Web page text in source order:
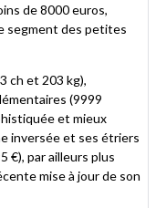
de 8000 euros,
segment des petites
ch et 203 kg),
(9999
et mieux
inversée et ses étriers
€), par ailleurs plus
mise à jour de son